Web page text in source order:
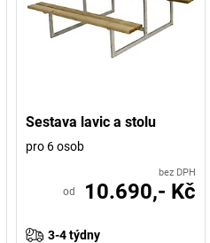
Sestava lavic a stolu
pro 6 osob
bez DPH
od 10.690,- Kč
3-4 týdny